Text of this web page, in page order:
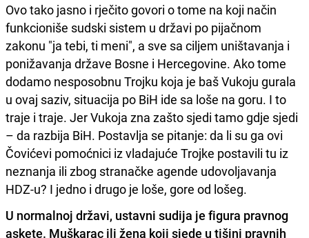
Ovo tako jasno i rječito govori o tome na koji način
funkcioniše sudski sistem u državi po pijačnom
zakonu "ja tebi, ti meni", a sve sa ciljem uništavanja i
ponižavanja države Bosne i Hercegovine. Ako tome
dodamo nesposobnu Trojku koja je baš Vukoju gurala
u ovaj saziv, situacija po BiH ide sa loše na goru. I to
traje i traje. Jer Vukoja zna zašto sjedi tamo gdje sjedi
– da razbija BiH. Postavlja se pitanje: da li su ga ovi
Čovićevi pomoćnici iz vladajuće Trojke postavili tu iz
neznanja ili zbog stranačke agende udovoljavanja
HDZ-u? I jedno i drugo je loše, gore od lošeg.
U normalnoj državi, ustavni sudija je figura pravnog
askete. Muškarac ili žena koji sjede u tišini pravnih